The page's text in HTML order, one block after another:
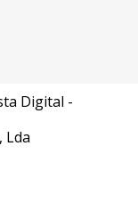
Digital -
Lda